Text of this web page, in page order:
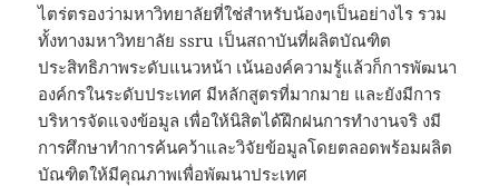
ไตร่ตรองว่ามหาวิทยาลัยที่ใช่สำหรับน้องๆเป็นอย่างไร รวม
ทั้งทางมหาวิทยาลัย ssru เป็นสถาบันที่ผลิตบัณฑิต
ประสิทธิภาพระดับแนวหน้า เน้นองค์ความรู้แล้วก็การพัฒนา
องค์กรในระดับประเทศ มีหลักสูตรที่มากมาย และยังมีการ
บริหารจัดแจงข้อมูล เพื่อให้นิสิตได้ฝึกฝนการทำงานจริ งมี
การศึกษาทำการค้นคว้าและวิจัยข้อมูลโดยตลอดพร้อมผลิต
บัณฑิตให้มีคุณภาพเพื่อพัฒนาประเทศ